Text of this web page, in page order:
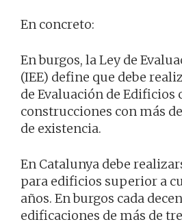
En concreto:
En burgos, la Ley de
(IEE) define que debe
de Evaluación de Edificios
construcciones con más
de existencia.
En Catalunya debe
para edificios superior a
años. En burgos cada
edificaciones de más de